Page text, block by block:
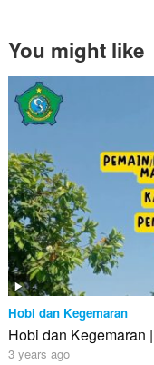
You might like
Hobi dan Kegemaran
3 years ago